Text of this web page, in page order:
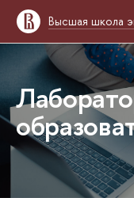
Высшая школа